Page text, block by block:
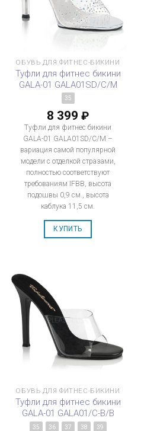
ОБУВЬ ДЛЯ ФИТНЕС-БИКИНИ
Туфли для фитнес бикини
GALA-01 GALA01SD/C/M
35
8 399 ₽
Туфли для фитнес бикини
GALA-01 GALA01SD/C/M –
вариация самой популярной
модели с отделкой стразами,
полностью соответствуют
требованиям IFBB, высота
подошвы 0,9 см., высота
каблука 11,5 см.
КУПИТЬ
ОБУВЬ ДЛЯ ФИТНЕС-БИКИНИ
Туфли для фитнес бикини
GALA-01 GALA01/C-B/B
35 36 37 38 39